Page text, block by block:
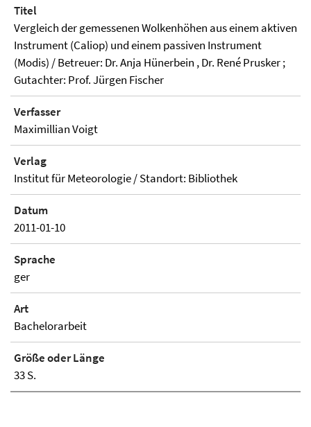
Titel
Vergleich der gemessenen Wolkenhöhen aus einem aktiven
Instrument (Caliop) und einem passiven Instrument
(Modis) / Betreuer: Dr. Anja Hünerbein , Dr. René Prusker ;
Gutachter: Prof. Jürgen Fischer
Verfasser
Maximillian Voigt
Verlag
Institut für Meteorologie / Standort: Bibliothek
Datum
2011-01-10
Sprache
ger
Art
Bachelorarbeit
Größe oder Länge
33 S.